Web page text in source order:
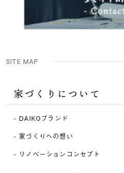
SITE MAP
家づくりについて
DAIKOブランド
家づくりへの想い
リノベーションコンセプト